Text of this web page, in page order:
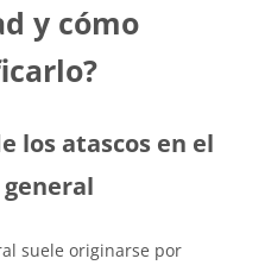
y cómo
los atascos en el
suele originarse por